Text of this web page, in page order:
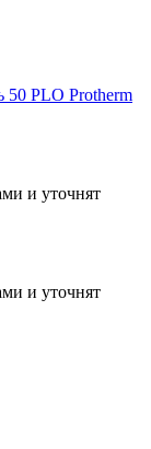
50 PLO Protherm
и уточнят
и уточнят